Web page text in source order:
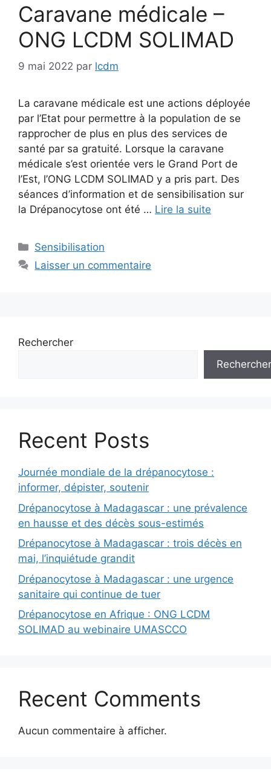
Caravane médicale –
ONG LCDM SOLIMAD
9 mai 2022 par lcdm
La caravane médicale est une actions déployée
par l’Etat pour permettre à la population de se
rapprocher de plus en plus des services de
santé par sa gratuité. Lorsque la caravane
médicale s’est orientée vers le Grand Port de
l’Est, l’ONG LCDM SOLIMAD y a pris part. Des
séances d’information et de sensibilisation sur
la Drépanocytose ont été … Lire la suite
Catégories
Sensibilisation
Laisser un commentaire
Rechercher
Rechercher
Recent Posts
Journée mondiale de la drépanocytose :
informer, dépister, soutenir
Drépanocytose à Madagascar : une prévalence
en hausse et des décès sous-estimés
Drépanocytose à Madagascar : trois décès en
mai, l’inquiétude grandit
Drépanocytose à Madagascar : une urgence
sanitaire qui continue de tuer
Drépanocytose en Afrique : ONG LCDM
SOLIMAD au webinaire UMASCCO
Recent Comments
Aucun commentaire à afficher.